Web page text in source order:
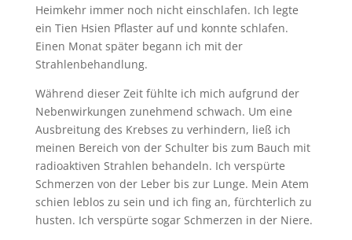
Heimkehr immer noch nicht einschlafen. Ich legte
ein Tien Hsien Pflaster auf und konnte schlafen.
Einen Monat später begann ich mit der
Strahlenbehandlung.
Während dieser Zeit fühlte ich mich aufgrund der
Nebenwirkungen zunehmend schwach. Um eine
Ausbreitung des Krebses zu verhindern, ließ ich
meinen Bereich von der Schulter bis zum Bauch mit
radioaktiven Strahlen behandeln. Ich verspürte
Schmerzen von der Leber bis zur Lunge. Mein Atem
schien leblos zu sein und ich fing an, fürchterlich zu
husten. Ich verspürte sogar Schmerzen in der Niere.